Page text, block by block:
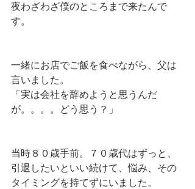
夜わざわざ僕のところまで来たんで
す。
一緒にお店でご飯を食べながら、父は
言いました。
「実は会社を辞めようと思うんだ
が。。。。どう思う？」
当時８０歳手前。７０歳代はずっと、
引退したいといい続けて、悩み、その
タイミングを持てずにいました。